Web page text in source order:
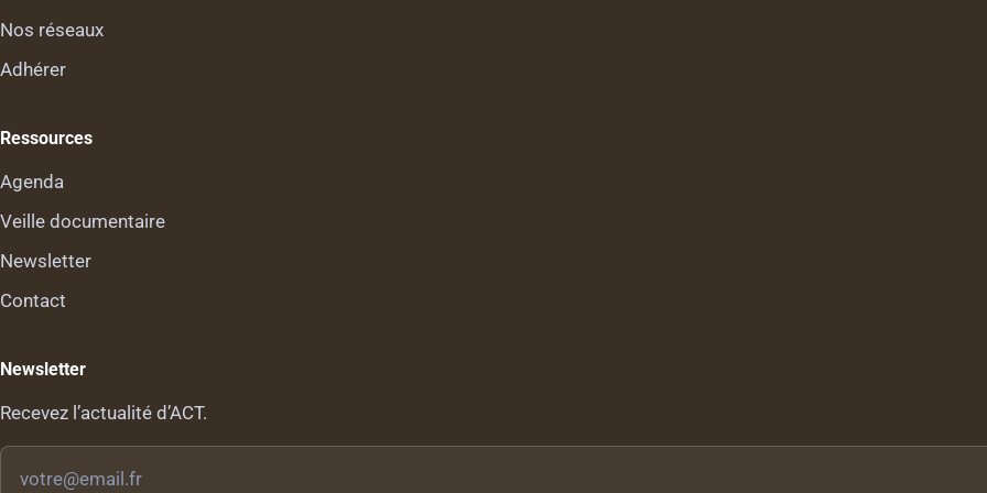
Nos réseaux
Adhérer
Ressources
Agenda
Veille documentaire
Newsletter
Contact
Newsletter
Recevez l’actualité d’ACT.